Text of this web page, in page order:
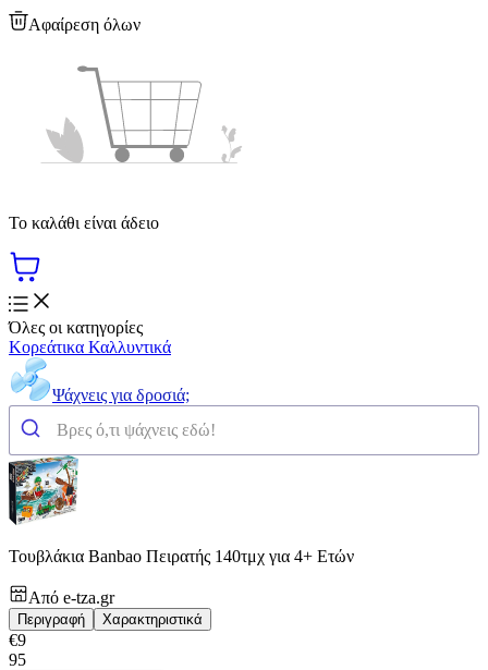
Αφαίρεση όλων
Το καλάθι είναι άδειο
Όλες οι κατηγορίες
Κορεάτικα Καλλυντικά
Ψάχνεις για δροσιά;
Τουβλάκια Banbao Πειρατής 140τμχ για 4+ Ετών
Από e-tza.gr
Περιγραφή Χαρακτηριστικά
€9
95